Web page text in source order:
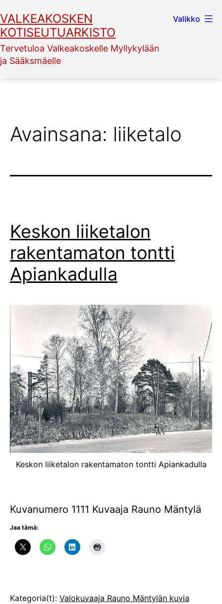
sisältöön
VALKEAKOSKEN
KOTISEUTUARKISTO
Tervetuloa Valkeakoskelle Myllykylään
ja Sääksmäelle
Valikko
Avainsana: liiketalo
Keskon liiketalon
rakentamaton tontti
Apiankadulla
Keskon liiketalon rakentamaton tontti Apiankadulla
Kuvanumero 1111 Kuvaaja Rauno Mäntylä
Jaa tämä:
Julkaistu
Kategoria(t): Valokuvaaja Rauno Mäntylän kuvia